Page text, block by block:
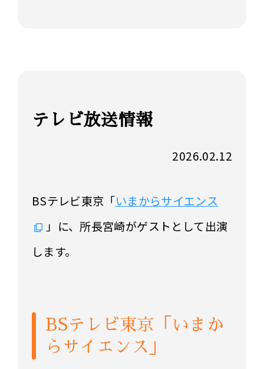
テレビ放送情報
2026.02.12
BSテレビ東京「いまからサイエンス
」に、所長宮崎がゲストとして出演
します。
BSテレビ東京「いまか
らサイエンス」